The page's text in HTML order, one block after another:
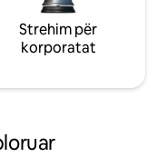
Strehim për
korporatat